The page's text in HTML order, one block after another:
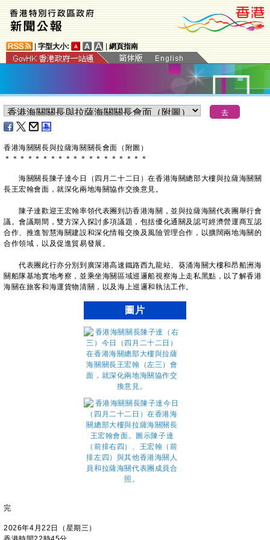
字型大小: 網頁指南
​香港海關關長與拉薩海關關長會面（附圖）
＊ ＊ ＊ ＊ ＊ ＊ ＊ ＊ ＊ ＊ ＊ ＊ ＊ ＊ ＊ ＊ ＊ ＊ ＊
海關關長陳子達今日（四月二十二日）在香港海關總部大樓與拉薩海關關
長王宏翰會面，就深化兩地海關協作交換意見。
陳子達歡迎王宏翰率領代表團到訪香港海關，並與拉薩海關代表團舉行會
議。會議期間，雙方深入探討多項議題，包括優化通關及認可經濟營運商互認
合作、推進智慧海關建設和深化情報交換及風險管理合作，以擴闊兩地海關的
合作領域，以及促進貿易發展。
代表團此行亦分別到廣深港高速鐵路西九龍站、葵涌海關大樓和昂船洲海
關船隊基地實地考察，並乘坐海關區域巡邏船視察海上走私黑點，以了解香港
海關在旅客和海運貨物清關，以及海上巡邏和執法工作。
圖片
完
2026年4月22日（星期三）